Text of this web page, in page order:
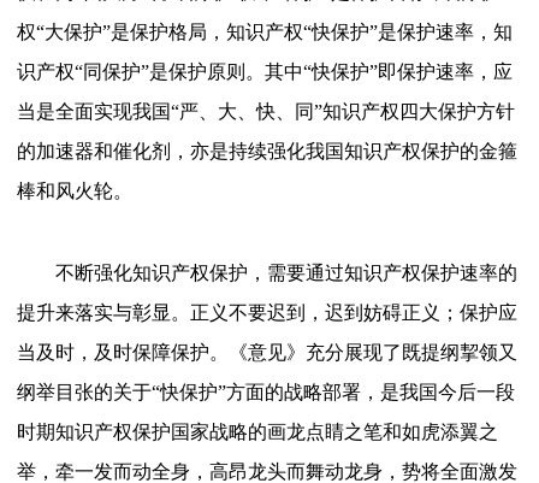
权“大保护”是保护格局，知识产权“快保护”是保护速率，知
识产权“同保护”是保护原则。其中“快保护”即保护速率，应
当是全面实现我国“严、大、快、同”知识产权四大保护方针
的加速器和催化剂，亦是持续强化我国知识产权保护的金箍
棒和风火轮。
不断强化知识产权保护，需要通过知识产权保护速率的
提升来落实与彰显。正义不要迟到，迟到妨碍正义；保护应
当及时，及时保障保护。《意见》充分展现了既提纲挈领又
纲举目张的关于“快保护”方面的战略部署，是我国今后一段
时期知识产权保护国家战略的画龙点睛之笔和如虎添翼之
举，牵一发而动全身，高昂龙头而舞动龙身，势将全面激发